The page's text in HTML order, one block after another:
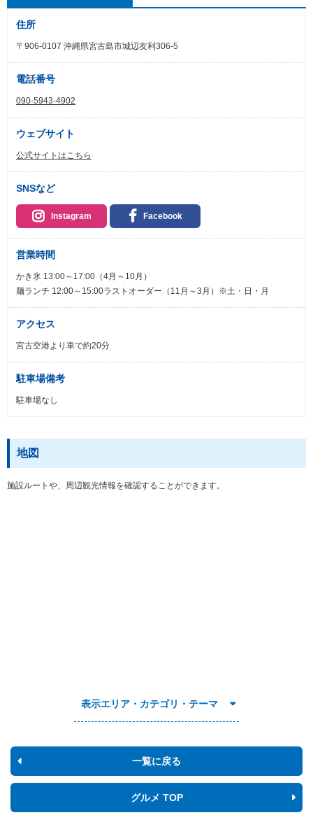
住所
〒906-0107 沖縄県宮古島市城辺友利306-5
電話番号
090-5943-4902
ウェブサイト
公式サイトはこちら
SNSなど
Instagram Facebook
営業時間
かき氷 13:00～17:00（4月～10月）
麺ランチ 12:00～15:00ラストオーダー（11月～3月）※土・日・月
アクセス
宮古空港より車で約20分
駐車場備考
駐車場なし
地図
施設ルートや、周辺観光情報を確認することができます。
表示エリア・カテゴリ・テーマ
一覧に戻る
グルメ TOP